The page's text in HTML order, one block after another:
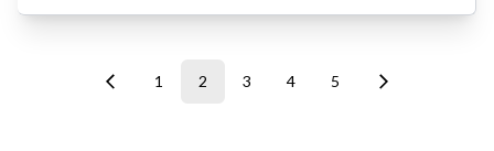
1 2 3 4 5